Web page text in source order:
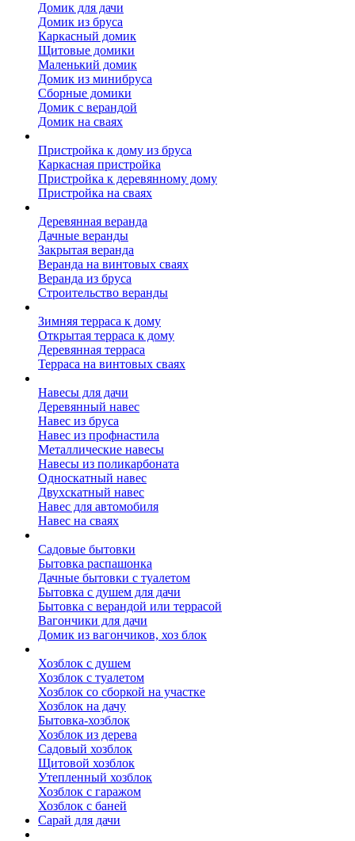
Домик для дачи
Домик из бруса
Каркасный домик
Щитовые домики
Маленький домик
Домик из минибруса
Сборные домики
Домик с верандой
Домик на сваях
Пристройка к дому из бруса
Каркасная пристройка
Пристройка к деревянному дому
Пристройка на сваях
Деревянная веранда
Дачные веранды
Закрытая веранда
Веранда на винтовых сваях
Веранда из бруса
Строительство веранды
Зимняя терраса к дому
Открытая терраса к дому
Деревянная терраса
Терраса на винтовых сваях
Навесы для дачи
Деревянный навес
Навес из бруса
Навес из профнастила
Металлические навесы
Навесы из поликарбоната
Односкатный навес
Двухскатный навес
Навес для автомобиля
Навес на сваях
Садовые бытовки
Бытовка распашонка
Дачные бытовки с туалетом
Бытовка с душем для дачи
Бытовка с верандой или террасой
Вагончики для дачи
Домик из вагончиков, хоз блок
Хозблок с душем
Хозблок с туалетом
Хозблок со сборкой на участке
Хозблок на дачу
Бытовка-хозблок
Хозблок из дерева
Садовый хозблок
Щитовой хозблок
Утепленный хозблок
Хозблок с гаражом
Хозблок с баней
Сарай для дачи